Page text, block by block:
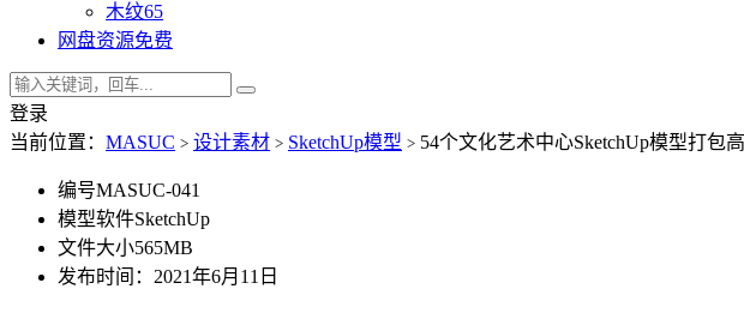
木纹65
网盘资源免费
登录
当前位置： MASUC > 设计素材 > SketchUp模型 > 54个文化艺术中心SketchUp模型打包
编号MASUC-041
模型软件SketchUp
文件大小565MB
发布时间：2021年6月11日